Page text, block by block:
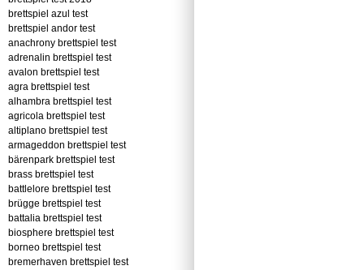
brettspiel azul test
brettspiel andor test
anachrony brettspiel test
adrenalin brettspiel test
avalon brettspiel test
agra brettspiel test
alhambra brettspiel test
agricola brettspiel test
altiplano brettspiel test
armageddon brettspiel test
bärenpark brettspiel test
brass brettspiel test
battlelore brettspiel test
brügge brettspiel test
battalia brettspiel test
biosphere brettspiel test
borneo brettspiel test
bremerhaven brettspiel test